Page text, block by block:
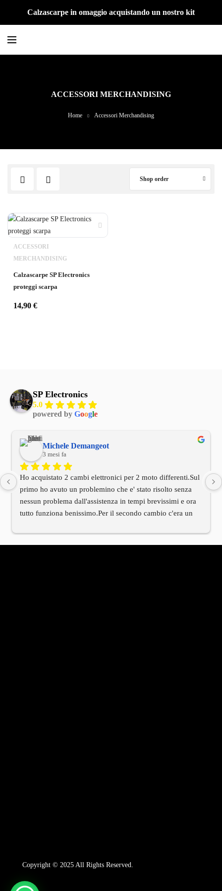
Calzascarpe in omaggio acquistando un nostro kit
ACCESSORI MERCHANDISING
Home Accessori Merchandising
Shop order
ACCESSORI
MERCHANDISING
Calzascarpe SP Electronics
proteggi scarpa
14,90 €
SP Electronics
5.0
powered by Google
Michele Demangeot
3 mesi fa
Ho acquistato 2 cambi elettronici per 2 moto differenti.Sul
primo ho avuto un problemino che e' stato risolto senza
nessun problema dall'assistenza in tempi brevissimi e ora
tutto funziona benissimo.Per il secondo cambio c'era un
contattato l'assistenza tecnica e anche qui in tempi
Copyright © 2025 All Rights Reserved.